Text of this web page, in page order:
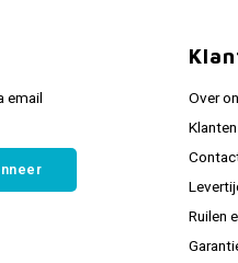
email
Over
Ruilen